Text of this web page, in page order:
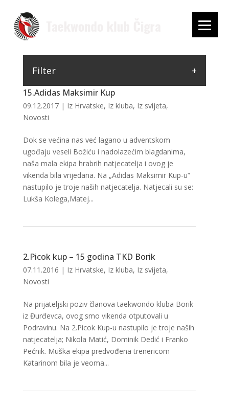
15.Adidas Maksimir Kup
09.12.2017| Iz Hrvatske, Iz kluba, Iz svijeta,
Novosti
Dok se većina nas već lagano u adventskom
ugođaju veseli Božiću i nadolazećim blagdanima,
naša mala ekipa hrabrih natjecatelja i ovog je
vikenda bila vrijedana. Na „Adidas Maksimir Kup-u“
nastupilo je troje naših natjecatelja. Natjecali su se:
Lukša Kolega,Matej...
2.Picok kup – 15 godina TKD Borik
07.11.2016 | Iz Hrvatske, Iz kluba, Iz svijeta,
Novosti
Na prijateljski poziv članova taekwondo kluba Borik
iz Đurđevca, ovog smo vikenda otputovali u
Podravinu. Na 2.Picok Kup-u nastupilo je troje naših
natjecatelja; Nikola Matić, Dominik Dedić i Franko
Pećnik. Muška ekipa predvođena trenericom
Katarinom bila je veoma...
Filter